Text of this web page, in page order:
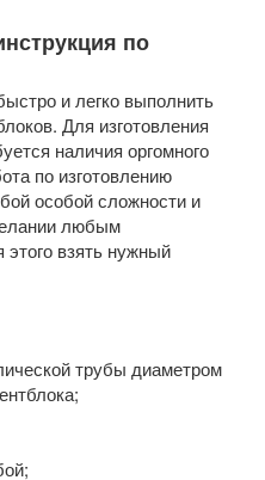
по
и легко выполнить
Для изготовления
наличия оргомного
по изготовлению
особой сложности и
любым
взять нужный
трубы диаметром